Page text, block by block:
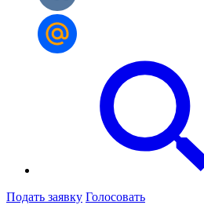
Подать заявку Голосовать